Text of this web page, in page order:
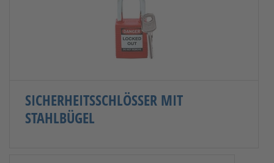
SICHERHEITSSCHLÖSSER MIT
STAHLBÜGEL